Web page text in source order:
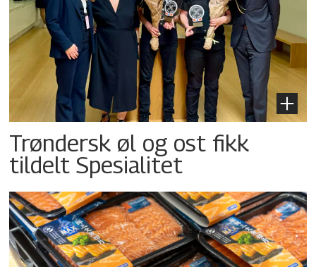
Trøndersk øl og ost fikk
tildelt Spesialitet